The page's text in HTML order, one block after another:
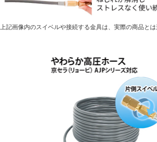
上記画像内のスイベルや接続する金具は、実際の商品とは